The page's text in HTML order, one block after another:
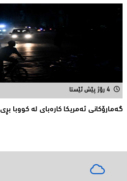
4 رۆژ پێش ئێستا
گەمارۆکانی ئەمریکا کارەبای لە کووبا بڕی